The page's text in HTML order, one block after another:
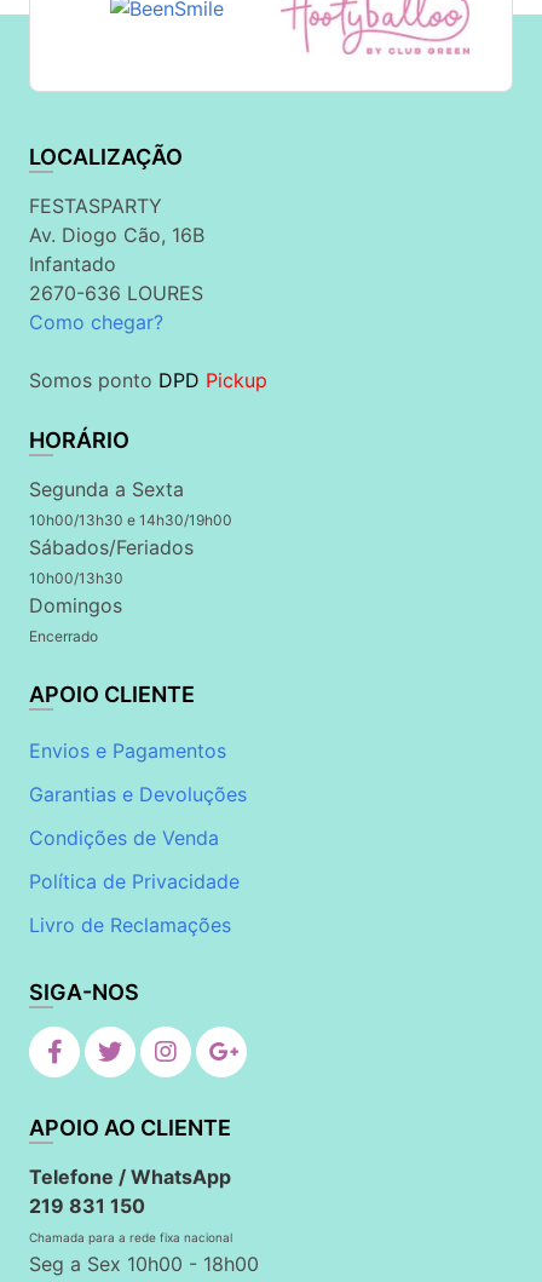
LOCALIZAÇÃO
FESTASPARTY
Av. Diogo Cão, 16B
Infantado
2670-636 LOURES
Como chegar?
Somos ponto DPD Pickup
HORÁRIO
Segunda a Sexta
10h00/13h30 e 14h30/19h00
Sábados/Feriados
10h00/13h30
Domingos
Encerrado
APOIO CLIENTE
Envios e Pagamentos
Garantias e Devoluções
Condições de Venda
Política de Privacidade
Livro de Reclamações
SIGA-NOS
APOIO AO CLIENTE
Telefone / WhatsApp
219 831 150
Chamada para a rede fixa nacional
Seg a Sex 10h00 - 18h00